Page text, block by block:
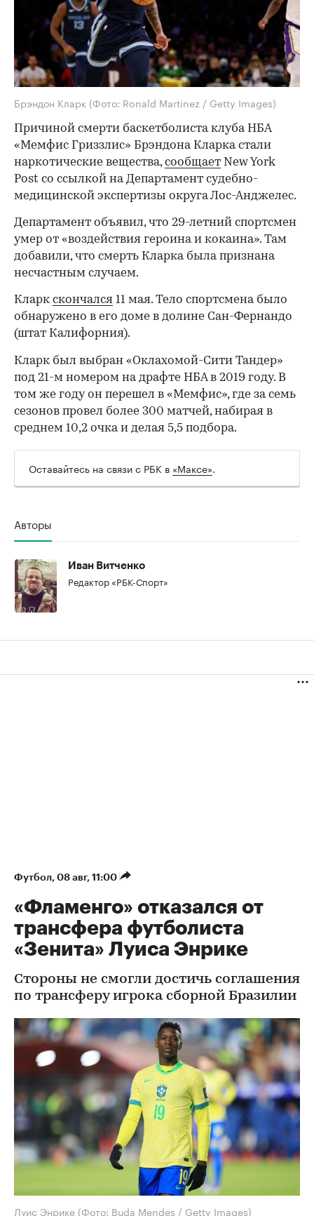
Брэндон Кларк (Фото: Ronald Martinez / Getty Images)
Причиной смерти баскетболиста клуба НБА
«Мемфис Гриззлис» Брэндона Кларка стали
наркотические вещества,сообщает New York
Post со ссылкой на Департамент судебно-
медицинской экспертизы округа Лос-Анджелес.
Департамент объявил, что 29-летний спортсмен
умер от «воздействия героина и кокаина». Там
добавили, что смерть Кларка была признана
несчастным случаем.
Кларк скончался 11 мая. Тело спортсмена было
обнаружено в его доме в долине Сан-Фернандо
(штат Калифорния).
Кларк был выбран «Оклахомой-Сити Тандер»
под 21-м номером на драфте НБА в 2019 году. В
том же году он перешел в «Мемфис», где за семь
сезонов провел более 300 матчей, набирая в
среднем 10,2 очка и делая 5,5 подбора.
Оставайтесь на связи с РБК в «Максе».
Авторы
Иван Витченко
Редактор «РБК-Спорт»
Футбол⁠, 08 авг, 11:00
«Фламенго» отказался от
трансфера футболиста
«Зенита» Луиса Энрике
Стороны не смогли достичь соглашения
по трансферу игрока сборной Бразилии
Луис Энрике (Фото: Buda Mendes / Getty Images)